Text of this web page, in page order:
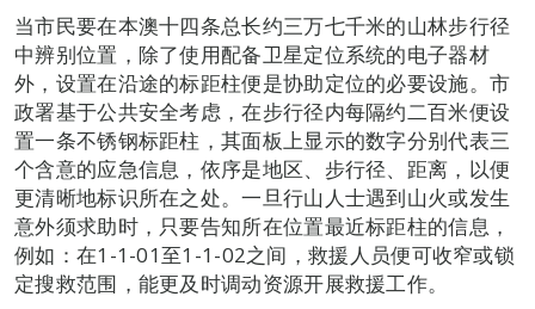
当市民要在本澳十四条总长约三万七千米的山林步行径
中辨别位置，除了使用配备卫星定位系统的电子器材
外，设置在沿途的标距柱便是协助定位的必要设施。市
政署基于公共安全考虑，在步行径内每隔约二百米便设
置一条不锈钢标距柱，其面板上显示的数字分别代表三
个含意的应急信息，依序是地区、步行径、距离，以便
更清晰地标识所在之处。一旦行山人士遇到山火或发生
意外须求助时，只要告知所在位置最近标距柱的信息，
例如：在1-1-01至1-1-02之间，救援人员便可收窄或锁
定搜救范围，能更及时调动资源开展救援工作。